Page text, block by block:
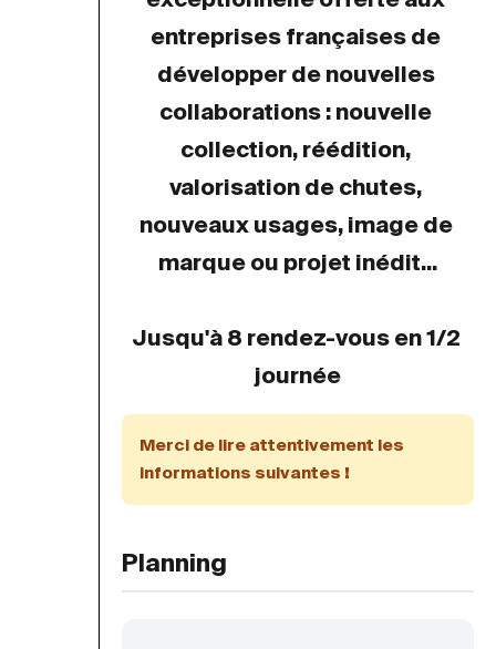
entreprises françaises de
développer de nouvelles
collaborations : nouvelle
collection, réédition,
valorisation de chutes,
nouveaux usages, image de
marque ou projet inédit...
Jusqu'à 8 rendez-vous en 1/2
journée
Merci de lire attentivement les
informations suivantes !
Planning